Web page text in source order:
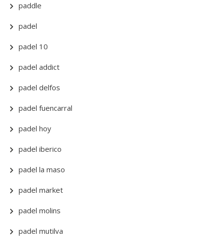
paddle
padel
padel 10
padel addict
padel delfos
padel fuencarral
padel hoy
padel iberico
padel la maso
padel market
padel molins
padel mutilva